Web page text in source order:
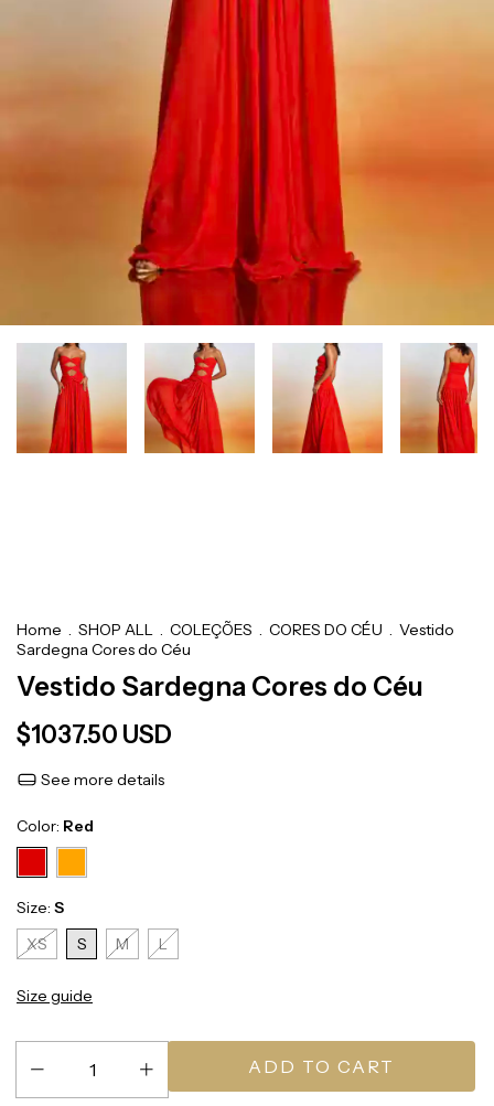
Home . SHOP ALL . COLEÇÕES . CORES DO CÉU . Vestido
Sardegna Cores do Céu
Vestido Sardegna Cores do Céu
$1037.50 USD
See more details
Color: Red
Size: S
XS
S M L
Size guide